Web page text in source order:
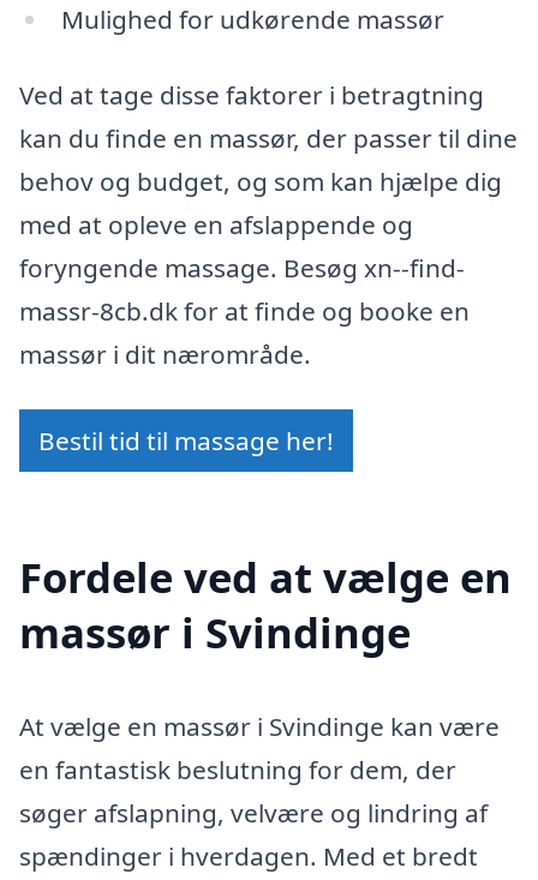
Mulighed for udkørende massør
Ved at tage disse faktorer i betragtning
kan du finde en massør, der passer til dine
behov og budget, og som kan hjælpe dig
med at opleve en afslappende og
foryngende massage. Besøg xn--find-
massr-8cb.dk for at finde og booke en
massør i dit nærområde.
Bestil tid til massage her!
Fordele ved at vælge en
massør i Svindinge
At vælge en massør i Svindinge kan være
en fantastisk beslutning for dem, der
søger afslapning, velvære og lindring af
spændinger i hverdagen. Med et bredt